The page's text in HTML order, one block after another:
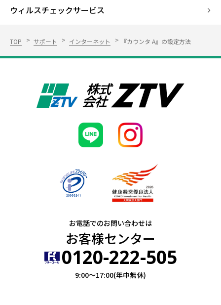
ウィルスチェックサービス
TOP サポート インターネット 『カウンタ A』の設定方法
お電話でのお問い合わせは
お客様センター
0120-222-505
9:00～17:00(年中無休)